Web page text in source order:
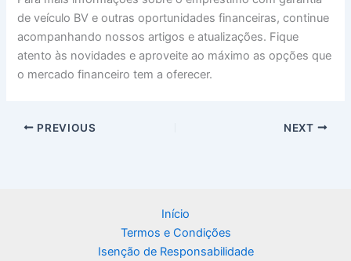
de veículo BV e outras oportunidades financeiras, continue
acompanhando nossos artigos e atualizações. Fique
atento às novidades e aproveite ao máximo as opções que
o mercado financeiro tem a oferecer.
PREVIOUS NEXT
Início
Termos e Condições
Isenção de Responsabilidade